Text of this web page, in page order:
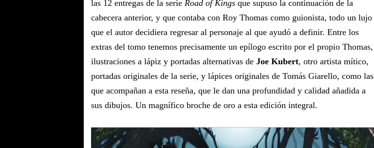
las 12 entregas de la serie Road of Kings que supuso la continuación de la
cabecera anterior, y que contaba con Roy Thomas como guionista, todo un lujo
que el autor decidiera regresar al personaje al que ayudó a definir. Entre los
extras del tomo tenemos precisamente un epílogo escrito por el propio Thomas,
ilustraciones a lápiz y portadas alternativas de Joe Kubert, otro artista mítico,
portadas originales de la serie, y lápices originales de Tomás Giarello, como las
que acompañan a esta reseña, que le dan una profundidad y calidad añadida a
sus dibujos. Un magnífico broche de oro a esta edición integral.